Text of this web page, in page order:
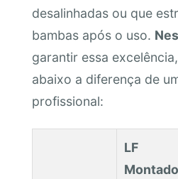
desalinhadas ou que
bambas após o uso.
garantir essa
abaixo a diferença de
profissional:
LF